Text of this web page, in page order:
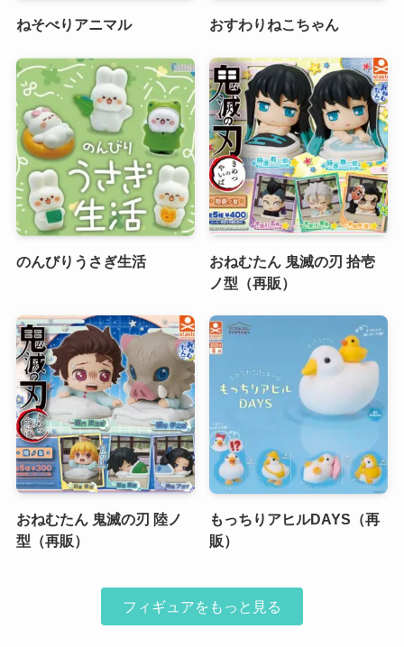
ねそべりアニマル おすわりねこちゃん
のんびりうさぎ生活
おねむたん 鬼滅の刃 拾壱
ノ型（再販）
おねむたん 鬼滅の刃 陸ノ
型（再販）
もっちりアヒルDAYS（再
販）
フィギュアをもっと見る